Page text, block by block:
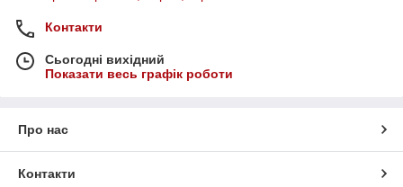
Контакти
Сьогодні вихідний
Показати весь графік роботи
Про нас
Контакти